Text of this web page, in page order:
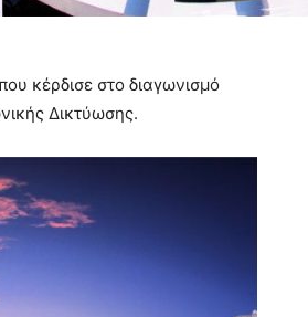
κέρδισε στο διαγωνισμό
Δικτύωσης.